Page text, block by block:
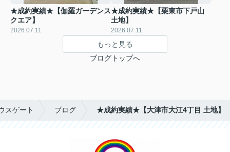
★成約実績★【伽羅ガーデンス
クエア】
2026.07.11
★成約実績★【栗東市下戸山
土地】
2026.07.11
もっと見る
ブログトップへ
スゲート ブログ ★成約実績★【大津市大江4丁目 土地】